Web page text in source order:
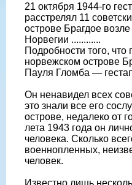
21 октября 1944-го
расстрелял 11
острове Брагдое возле
Норвегии ............
Подробности того,
норвежском острове
Пауля Гломба —
Он ненавидел всех
это знали все его
острове, недалеко от
лета 1943 года он
человека. Сколько
военнопленных,
человек.
Известно лишь